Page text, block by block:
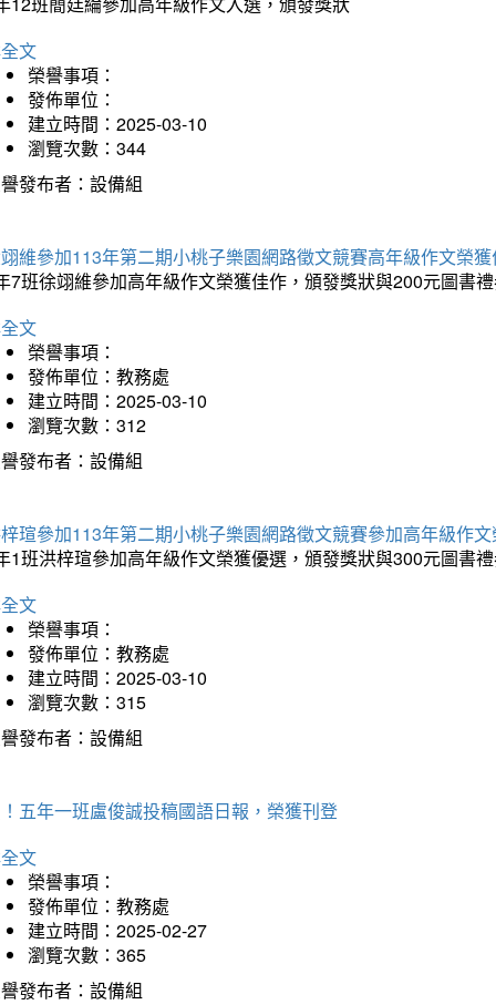
文
榮譽事項：
發佈單位：
建立時間：2025-03-10
瀏覽次數：344
發布者：設備組
維參加113年第二期小桃子樂園網路徵文競賽高年級作文榮
7班徐翊維參加高年級作文榮獲佳作，頒發獎狀與200元圖書
文
榮譽事項：
發佈單位：教務處
建立時間：2025-03-10
瀏覽次數：312
發布者：設備組
瑄參加113年第二期小桃子樂園網路徵文競賽參加高年級作
1班洪梓瑄參加高年級作文榮獲優選，頒發獎狀與300元圖書
文
榮譽事項：
發佈單位：教務處
建立時間：2025-03-10
瀏覽次數：315
發布者：設備組
五年一班盧俊誠投稿國語日報，榮獲刊登
文
榮譽事項：
發佈單位：教務處
建立時間：2025-02-27
瀏覽次數：365
發布者：設備組